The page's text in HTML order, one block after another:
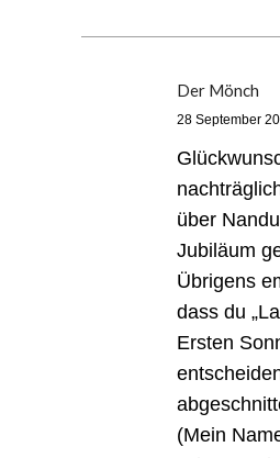
Der Mönch
28 September
über
Jubiläum
Übrigens
dass du
Ersten
(Mein